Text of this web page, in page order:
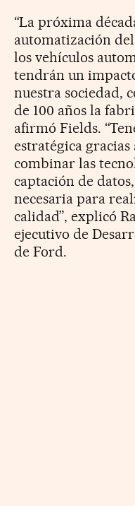
“La próxima
automatización
los vehículos
tendrán un
nuestra sociedad,
de 100 años la
afirmó Fields.
estratégica
combinar las
captación de
necesaria para
calidad”, explicó
ejecutivo de
de Ford.